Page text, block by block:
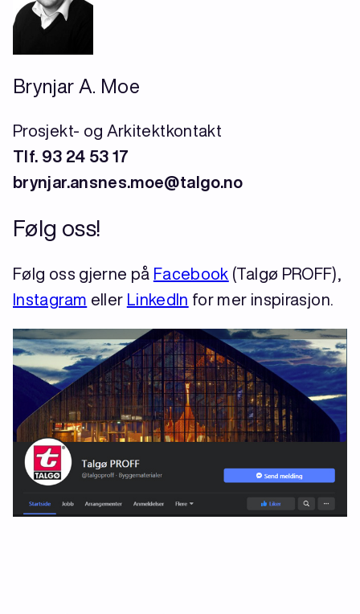
Brynjar A. Moe
Prosjekt- og Arkitektkontakt
Tlf. 93 24 53 17
brynjar.ansnes.moe@talgo.no
Følg oss!
Følg oss gjerne på Facebook (Talgø PROFF),
Instagram eller LinkedIn for mer inspirasjon.